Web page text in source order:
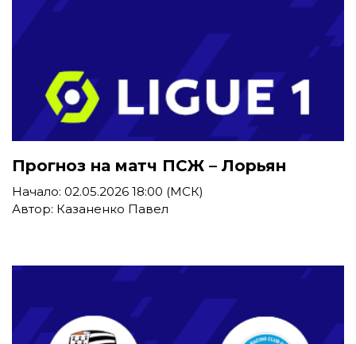
Прогноз на матч ПСЖ – Лорьян
Начало: 02.05.2026 18:00 (МСК)
Автор: Казаненко Павел